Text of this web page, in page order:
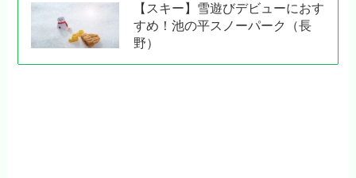
【スキー】雪遊びデビューにおす
すめ！池の平スノーパーク（長
野）